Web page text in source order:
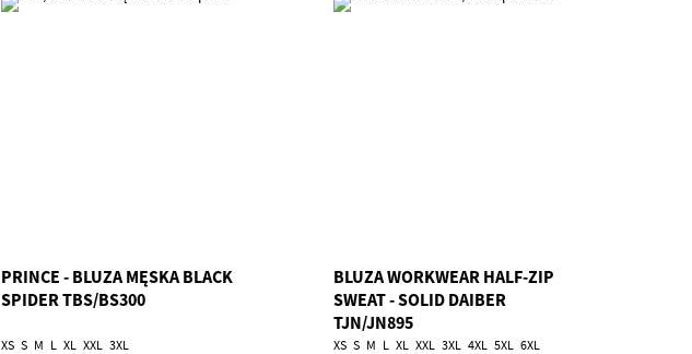
PRINCE - BLUZA MĘSKA BLACK
SPIDER TBS/BS300
XS S M L XL XXL 3XL
BLUZA WORKWEAR HALF-ZIP
SWEAT - SOLID DAIBER
TJN/JN895
XS S M L XL XXL 3XL 4XL 5XL 6XL